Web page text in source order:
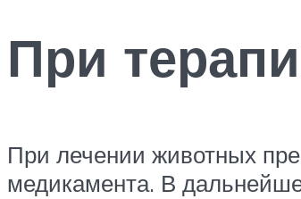
При
При лечении животных
медикамента. В